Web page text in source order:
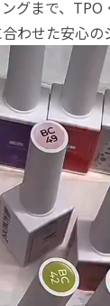
グまで、TPO
わせた安心